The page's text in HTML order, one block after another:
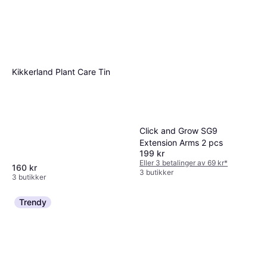
Kikkerland Plant Care Tin
160 kr
3 butikker
Click and Grow SG9
Extension Arms 2 pcs
199 kr
Eller 3 betalinger av 69 kr*
3 butikker
Trendy